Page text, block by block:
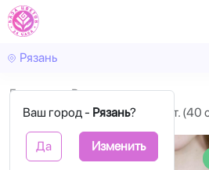
Рязань
Ваш город - Рязань?
Да Изменить
Главная
Розы
Букет из розовых роз 21 шт.